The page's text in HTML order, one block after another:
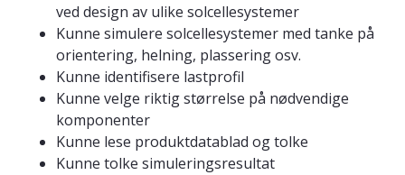
ved design av ulike solcellesystemer
Kunne simulere solcellesystemer med tanke på
orientering, helning, plassering osv.
Kunne identifisere lastprofil
Kunne velge riktig størrelse på nødvendige
komponenter
Kunne lese produktdatablad og tolke
Kunne tolke simuleringsresultat